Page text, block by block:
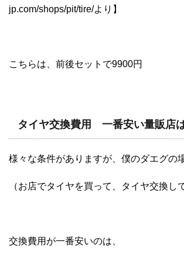
jp.com/shops/pit/tire/より】
こちらは、前後セットで9900円
タイヤ交換費用 一番安い量販店
様々な条件がありますが、僕のダエグの
（お店でタイヤを買って、タイヤ交換し
交換費用が一番安いのは、